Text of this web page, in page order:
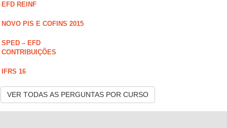
EFD REINF
NOVO PIS E COFINS 2015
SPED – EFD
CONTRIBUIÇÕES
IFRS 16
VER TODAS AS PERGUNTAS POR CURSO